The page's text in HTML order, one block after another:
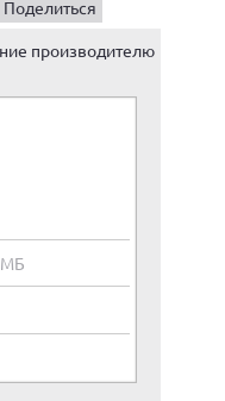
Поделиться
производителю
МБ